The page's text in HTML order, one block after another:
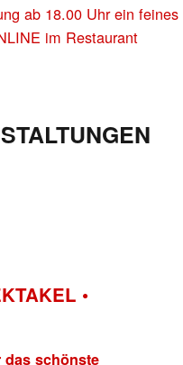
ab 18.00 Uhr ein feines
im Restaurant
•
schönste